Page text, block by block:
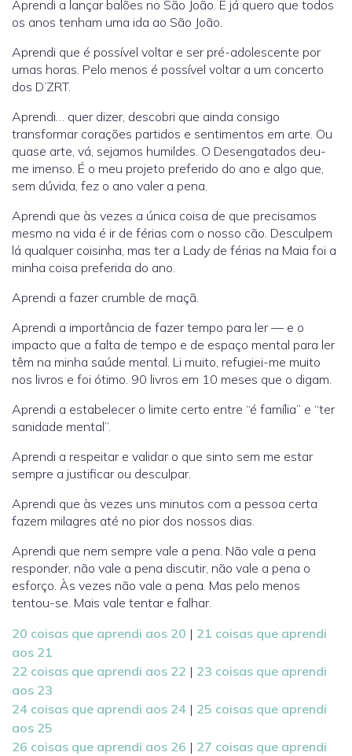
Aprendi a lançar balões no São João. E já quero que todos
os anos tenham uma ida ao São João.
Aprendi que é possível voltar e ser pré-adolescente por
umas horas. Pelo menos é possível voltar a um concerto
dos D’ZRT.
Aprendi… quer dizer, descobri que ainda consigo
transformar corações partidos e sentimentos em arte. Ou
quase arte, vá, sejamos humildes. O Desengatados deu-
me imenso. É o meu projeto preferido do ano e algo que,
sem dúvida, fez o ano valer a pena.
Aprendi que às vezes a única coisa de que precisamos
mesmo na vida é ir de férias com o nosso cão. Desculpem
lá qualquer coisinha, mas ter a Lady de férias na Maia foi a
minha coisa preferida do ano.
Aprendi a fazer crumble de maçã.
Aprendi a importância de fazer tempo para ler — e o
impacto que a falta de tempo e de espaço mental para ler
têm na minha saúde mental. Li muito, refugiei-me muito
nos livros e foi ótimo. 90 livros em 10 meses que o digam.
Aprendi a estabelecer o limite certo entre “é família” e “ter
sanidade mental”.
Aprendi a respeitar e validar o que sinto sem me estar
sempre a justificar ou desculpar.
Aprendi que às vezes uns minutos com a pessoa certa
fazem milagres até no pior dos nossos dias.
Aprendi que nem sempre vale a pena. Não vale a pena
responder, não vale a pena discutir, não vale a pena o
esforço. Às vezes não vale a pena. Mas pelo menos
tentou-se. Mais vale tentar e falhar.
20 coisas que aprendi aos 20 | 21 coisas que aprendi
aos 21
22 coisas que aprendi aos 22 | 23 coisas que aprendi
aos 23
24 coisas que aprendi aos 24 | 25 coisas que aprendi
aos 25
26 coisas que aprendi aos 26 | 27 coisas que aprendi